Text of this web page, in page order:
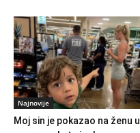
Najnovije
Moj sin je pokazao na ženu u